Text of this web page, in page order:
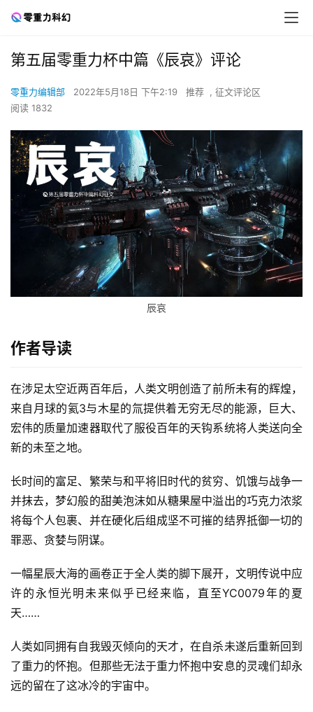
第五届零重力杯中篇《辰哀》评论
零重力编辑部 2022年5月18日 下午2:19 推荐 , 征文评论区
阅读 1832
辰哀
作者导读
在涉足太空近两百年后，人类文明创造了前所未有的辉煌，
来自月球的氦3与木星的氚提供着无穷无尽的能源，巨大、
宏伟的质量加速器取代了服役百年的天钩系统将人类送向全
新的未至之地。
长时间的富足、繁荣与和平将旧时代的贫穷、饥饿与战争一
并抹去，梦幻般的甜美泡沫如从糖果屋中溢出的巧克力浓浆
将每个人包裹、并在硬化后组成坚不可摧的结界抵御一切的
罪恶、贪婪与阴谋。
一幅星辰大海的画卷正于全人类的脚下展开，文明传说中应
许的永恒光明未来似乎已经来临，直至YC0079年的夏
天……
人类如同拥有自我毁灭倾向的天才，在自杀未遂后重新回到
了重力的怀抱。但那些无法于重力怀抱中安息的灵魂们却永
远的留在了这冰冷的宇宙中。